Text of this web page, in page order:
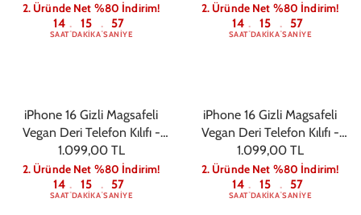
2. Üründe Net %80 İndirim!
14
SAAT: 15
DAKIKA: 56
SANIYE
2. Üründe Net %80 İndirim!
14
SAAT: 15
DAKIKA: 56
SANIYE
iPhone 16 Gizli Magsafeli
Vegan Deri Telefon Kılıfı -
Kiremit
1.099,00 TL
2. Üründe Net %80 İndirim!
14
SAAT: 15
DAKIKA: 56
SANIYE
iPhone 16 Gizli Magsafeli
Vegan Deri Telefon Kılıfı -
Altın
1.099,00 TL
2. Üründe Net %80 İndirim!
14
SAAT: 15
DAKIKA: 56
SANIYE